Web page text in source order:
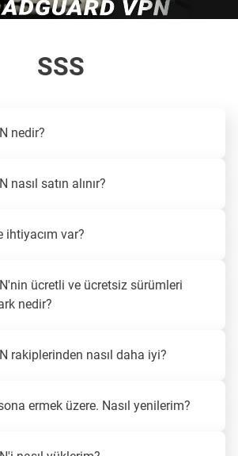
SSS
nedir?
nasıl satın alınır?
ihtiyacım var?
ücretli ve ücretsiz sürümleri
nedir?
rakiplerinden nasıl daha iyi?
ermek üzere. Nasıl yenilerim?